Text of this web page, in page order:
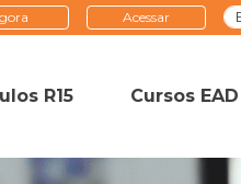
Acessar
R15 Cursos EAD